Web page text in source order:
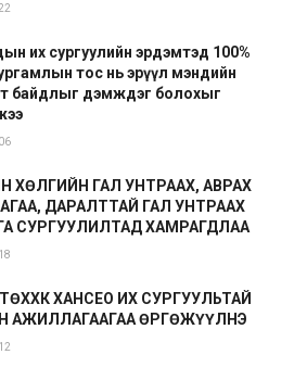
их сургуулийн эрдэмтэд 100%
тос нь эрүүл мэндийн
байдлыг дэмждэг болохыг
ХӨЛГИЙН ГАЛ УНТРААХ, АВРАХ
ДАРАЛТТАЙ ГАЛ УНТРААХ
СУРГУУЛИЛТАД ХАМРАГДЛАА
ХАНСЕО ИХ СУРГУУЛЬТАЙ
АЖИЛЛАГААГАА ӨРГӨЖҮҮЛНЭ